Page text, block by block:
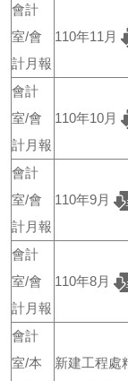
會計
室/會
計月報
110年11月
會計
室/會
計月報
110年10月
會計
室/會
計月報
110年9月
會計
室/會
計月報
110年8月
會計
室/本
新建工程處